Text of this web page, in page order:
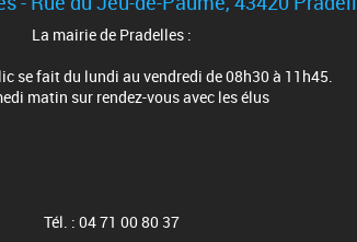
La mairie de Pradelles :
se fait du lundi au vendredi de 08h30 à 11h45.
matin sur rendez-vous avec les élus
Tél. : 04 71 00 80 37